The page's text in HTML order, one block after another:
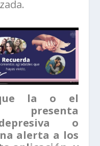
la o el
o
alerta a los